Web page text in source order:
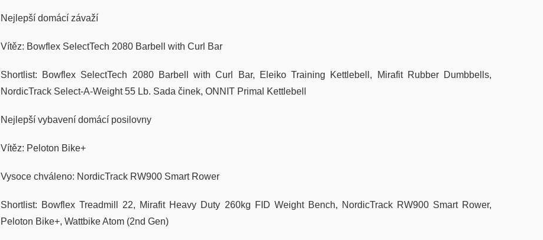
Nejlepší domácí závaží
Vítěz: Bowflex SelectTech 2080 Barbell with Curl Bar
Shortlist: Bowflex SelectTech 2080 Barbell with Curl Bar, Eleiko Training Kettlebell, Mirafit Rubber Dumbbells,
NordicTrack Select-A-Weight 55 Lb. Sada činek, ONNIT Primal Kettlebell
Nejlepší vybavení domácí posilovny
Vítěz: Peloton Bike+
Vysoce chváleno: NordicTrack RW900 Smart Rower
Shortlist: Bowflex Treadmill 22, Mirafit Heavy Duty 260kg FID Weight Bench, NordicTrack RW900 Smart Rower,
Peloton Bike+, Wattbike Atom (2nd Gen)